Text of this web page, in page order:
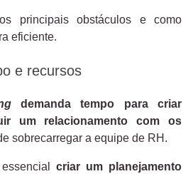
principais obstáculos e como
eficiente.
e recursos
demanda tempo para criar
um relacionamento com os
sobrecarregar a equipe de RH.
criar um planejamento